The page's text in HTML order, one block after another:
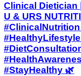
Clinical Dietician
U & URS
#ClinicalNutrition
#StayHealthy 🌿